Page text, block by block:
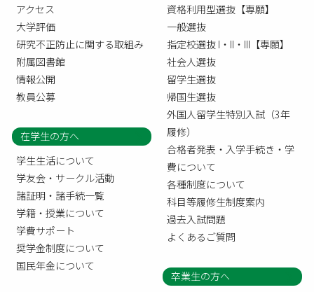
アクセス
大学評価
研究不正防止に関する取組み
附属図書館
情報公開
教員公募
資格利用型選抜【専願】
一般選抜
指定校選抜 I・II・III【専願】
社会人選抜
留学生選抜
帰国生選抜
外国人留学生特別入試（3年
履修）
合格者発表・入学手続き・学
費について
各種制度について
科目等履修生制度案内
過去入試問題
よくあるご質問
在学生の方へ
学生生活について
学友会・サークル活動
諸証明・諸手続一覧
学籍・授業について
学費サポート
奨学金制度について
国民年金について
卒業生の方へ